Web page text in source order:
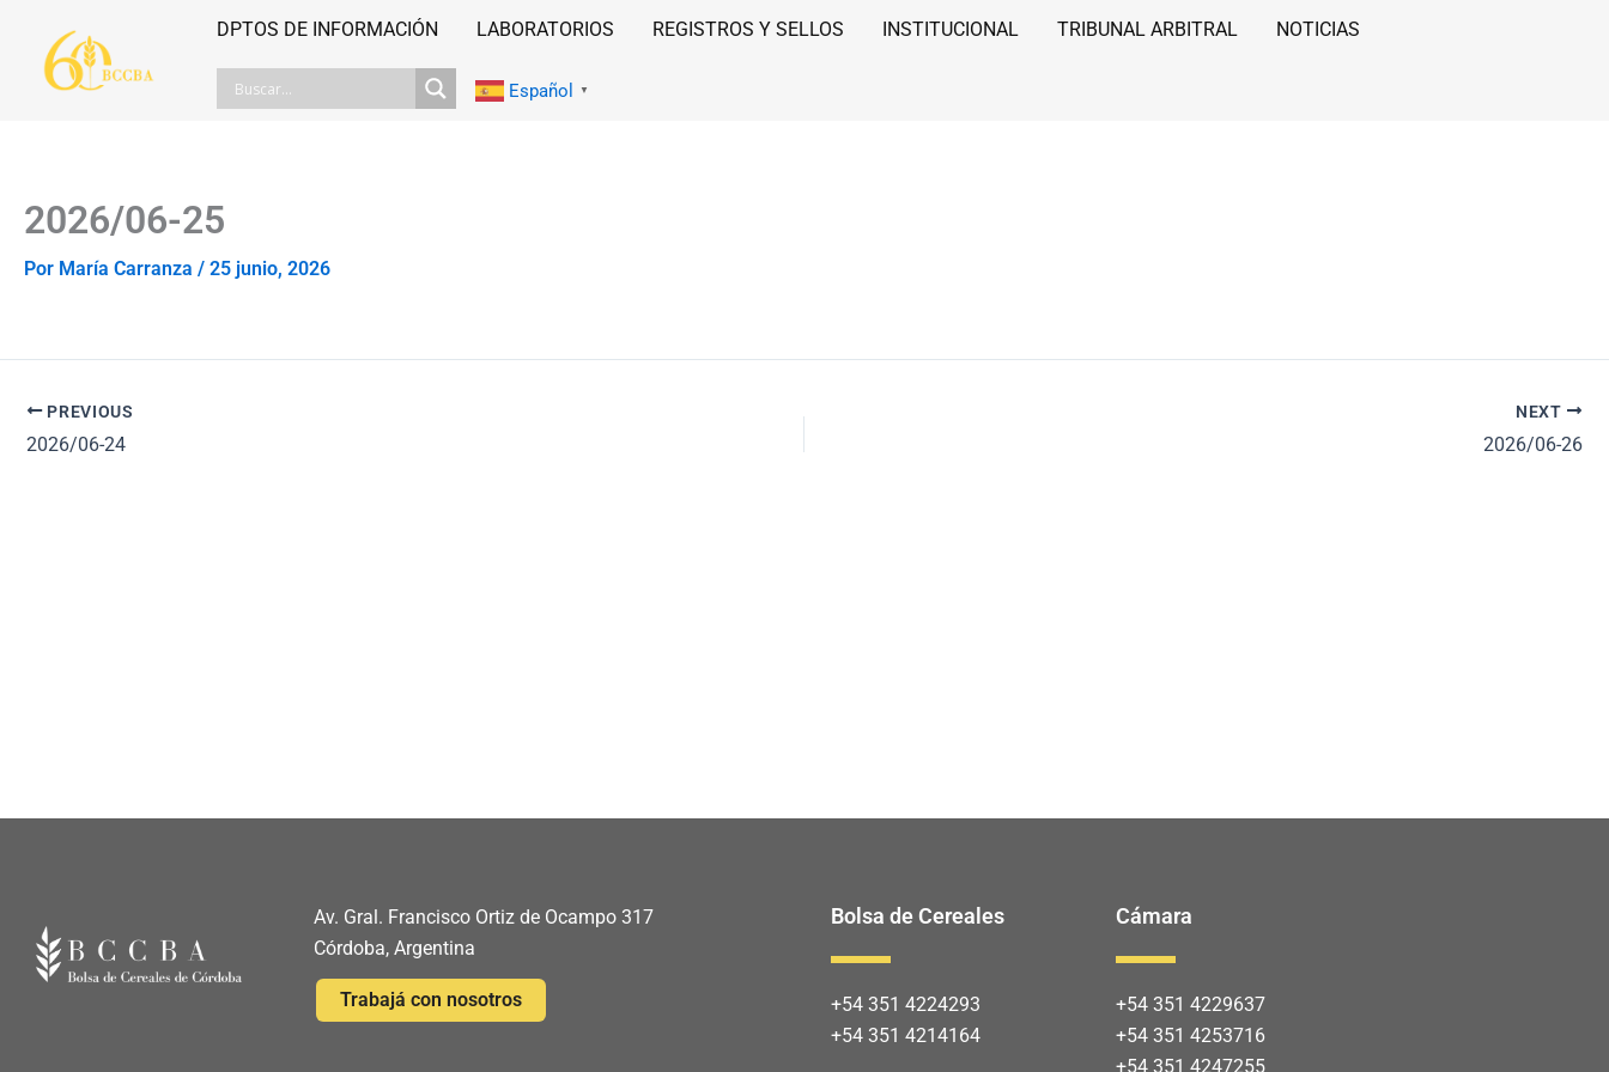
contenido
DPTOS DE INFORMACIÓN LABORATORIOS REGISTROS Y SELLOS INSTITUCIONAL TRIBUNAL ARBITRAL NOTICIAS
Español ▼
2026/06-25
Por María Carranza / 25 junio, 2026
PREVIOUS
2026/06-24
NEXT
2026/06-26
Av. Gral. Francisco Ortiz de Ocampo 317
Córdoba, Argentina
Trabajá con nosotros
Bolsa de Cereales
+54 351 4224293
+54 351 4214164
Cámara
+54 351 4229637
+54 351 4253716
+54 351 4247255